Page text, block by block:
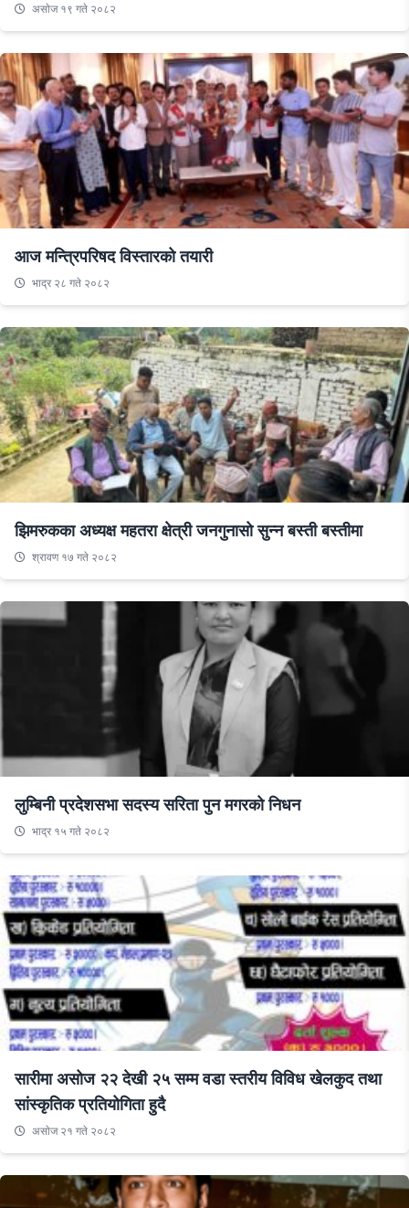
असाेज १९ गते २०८२
आज मन्त्रिपरिषद विस्तारको तयारी
भाद्र २८ गते २०८२
झिमरुकका अध्यक्ष महतरा क्षेत्री जनगुनासो सुन्न बस्ती बस्तीमा
श्रावण १७ गते २०८२
लुम्बिनी प्रदेशसभा सदस्य सरिता पुन मगरको निधन
भाद्र १५ गते २०८२
सारीमा असोज २२ देखी २५ सम्म वडा स्तरीय विविध खेलकुद तथा
सांस्कृतिक प्रतियोगिता हुदै
असाेज २१ गते २०८२